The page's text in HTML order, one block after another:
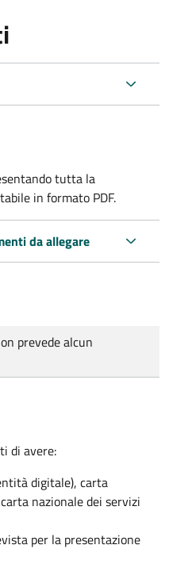
tutta la
in formato PDF.
da allegare
prevede alcun
di avere:
digitale), carta
nazionale dei servizi
per la presentazione